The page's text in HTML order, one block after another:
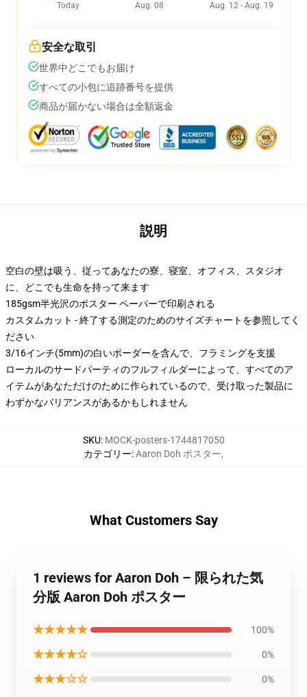
Today
Aug. 08
Aug. 12 - Aug. 19
安全な取引
世界中どこでもお届け
すべての小包に追跡番号を提供
商品が届かない場合は全額返金
説明
空白の壁は吸う、従ってあなたの寮、寝室、オフィス、スタジオ
に、どこでも生命を持って来ます
185gsm半光沢のポスター ペーパーで印刷される
カスタムカット - 終了する測定のためのサイズチャートを参照してく
ださい
3/16インチ(5mm)の白いボーダーを含んで、フラミングを支援
ローカルのサードパーティのフルフィルダーによって、すべてのア
イテムがあなただけのために作られているので、受け取った製品に
わずかなバリアンスがあるかもしれません
SKU: MOCK-posters-1744817050
カテゴリー:Aaron Doh ポスター,
What Customers Say
1 reviews for Aaron Doh – 限られた気
分版 Aaron Doh ポスター
★★★★★ 100%
★★★★☆ 0%
★★★☆☆ 0%